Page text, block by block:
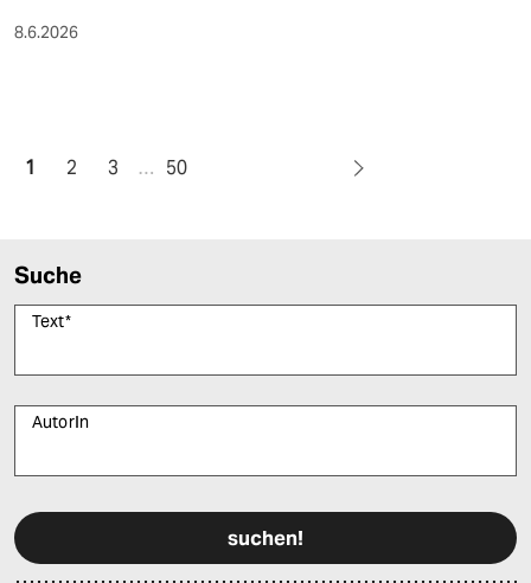
8.6.2026
1 2 3 … 50
Suche
Text*
AutorIn